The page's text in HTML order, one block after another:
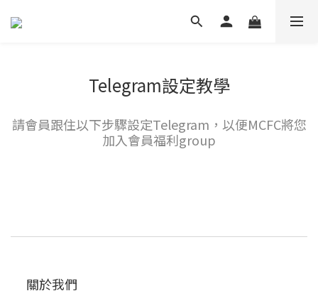
Telegram設定教學
請會員跟住以下步驟設定Telegram，以便MCFC將您
加入會員福利group
關於我們